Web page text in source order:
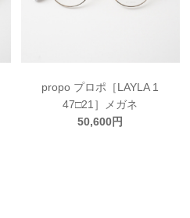
propo プロポ［LAYLA 1
47□21］メガネ
50,600円